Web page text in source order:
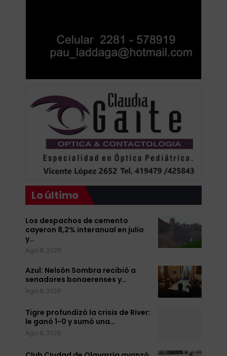
Lo último
Los despachos de cemento
cayeron 8,2% interanual en julio
y…
Ago 8, 2026
Azul: Nelsón Sombra recibió a
senadores bonaerenses y…
Ago 8, 2026
Tigre profundizó la crisis de River:
le ganó 1-0 y sumó una…
Ago 8, 2026